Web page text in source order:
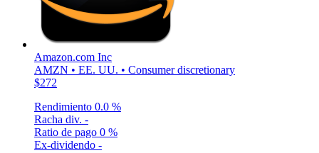
Amazon.com Inc
AMZN • EE. UU. • Consumer discretionary
$272
Rendimiento 0.0 %
Racha div. -
Ratio de pago 0 %
Ex-dividendo -